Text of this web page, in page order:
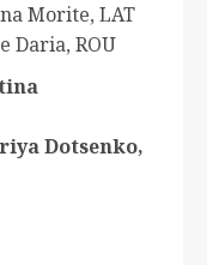
Morite, LAT
Daria, ROU
Dotsenko,